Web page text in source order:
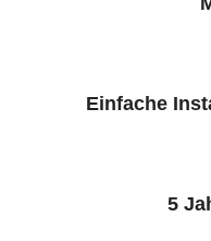
Einfache
5